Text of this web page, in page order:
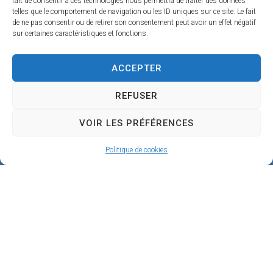
telles que le comportement de navigation ou les ID uniques sur ce site. Le fait
de ne pas consentir ou de retirer son consentement peut avoir un effet négatif
sur certaines caractéristiques et fonctions.
ACCEPTER
REFUSER
VOIR LES PRÉFÉRENCES
Politique de cookies
5
1
B